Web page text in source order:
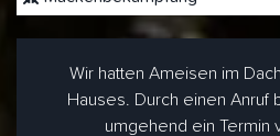
Wir hatten Ameisen im
Hauses. Durch einen Anruf
umgehend ein Termin